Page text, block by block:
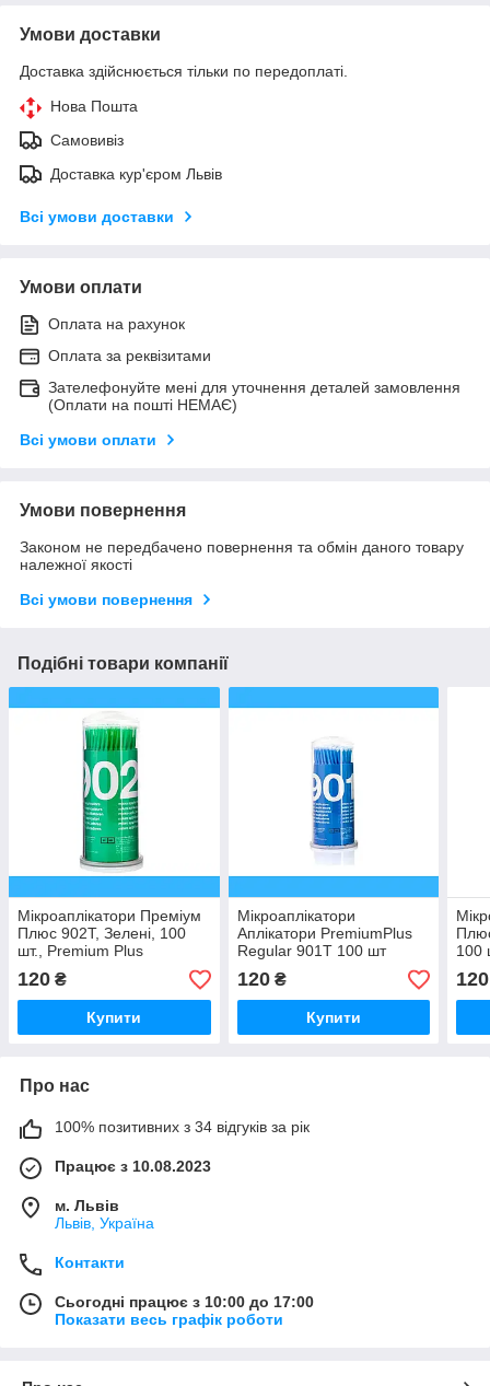
Умови доставки
Доставка здійснюється тільки по передоплаті.
Нова Пошта
Самовивіз
Доставка кур'єром Львів
Всі умови доставки
Умови оплати
Оплата на рахунок
Оплата за реквізитами
Зателефонуйте мені для уточнення деталей замовлення
(Оплати на пошті НЕМАЄ)
Всі умови оплати
Умови повернення
Законом не передбачено повернення та обмін даного товару
належної якості
Всі умови повернення
Подібні товари компанії
Мікроаплікатори Преміум
Плюс 902Т, Зелені, 100
шт., Premium Plus
(Premium Plus Internetional
Ltd
120 ₴
Купити
Мікроаплікатори
Аплікатори PremiumPlus
Regular 901Т 100 шт
120₴
Купити
100
Ltd.)
120
Про нас
100% позитивних з 34 відгуків за рік
Працює з 10.08.2023
м. Львів
Львів, Україна
Контакти
Сьогодні працює з 10:00 до 17:00
Показати весь графік роботи